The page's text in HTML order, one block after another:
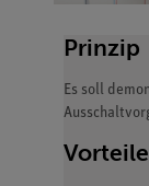
Prinzip
Es soll
Vorteile